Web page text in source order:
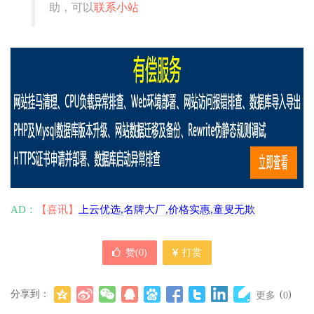
助，可以联系小站
AD： 【喜讯】 上云优选,名牌大厂,价格实惠,童叟无欺
赞(0) 打赏
分享到： 更多 (0)